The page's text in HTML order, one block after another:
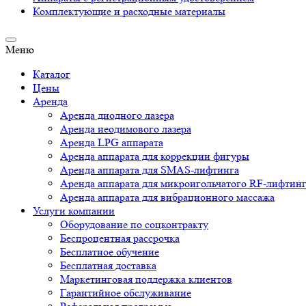
Комплектующие и расходные материалы
Меню
Каталог
Цены
Аренда
Аренда диодного лазера
Аренда неодимового лазера
Аренда LPG аппарата
Аренда аппарата для коррекции фигуры
Аренда аппарата для SMAS-лифтинга
Аренда аппарата для микроигольчатого RF-
Аренда аппарата для вибрационного массажа
Услуги компании
Оборудование по соцконтракту
Беспроцентная рассрочка
Бесплатное обучение
Бесплатная доставка
Маркетинговая поддержка клиентов
Гарантийное обслуживание